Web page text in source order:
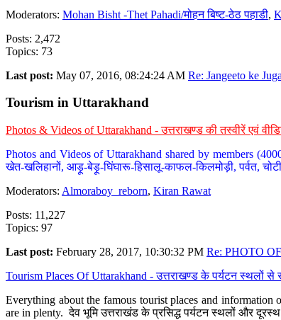
Moderators: Mohan Bisht -Thet Pahadi/मोहन बिष्ट-ठेठ पहाडी,
Posts: 2,472
Topics: 73
Last post: May 07, 2016, 08:24:24 AM Re: Jangeeto ke
Tourism in Uttarakhand
Photos & Videos of Uttarakhand - उत्तराखण्ड की तस्वीरें एवं
Photos and Videos of Uttarakhand shared by members
खेत-खलिहानों, आड़ू-बेड़ू-घिंघारू-हिसालू-काफल-किलमोड़ी, पर्वत,
Moderators: Almoraboy_reborn, Kiran Rawat
Posts: 11,227
Topics: 97
Last post: February 28, 2017, 10:30:32 PM Re: PHOTO
Tourism Places Of Uttarakhand - उत्तराखण्ड के पर्यटन स्थलों से
Everything about the famous tourist places and
are in plenty. देव भूमि उत्तराखंड के प्रसिद्ध पर्यटन स्थलों और